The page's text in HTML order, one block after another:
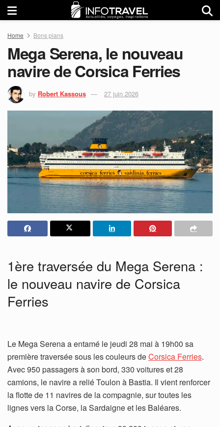
Home Bons plans
Mega Serena, le nouveau
navire de Corsica Ferries
by Robert Kassous 27 juin 2026
1ère traversée du Mega Serena :
le nouveau navire de Corsica
Ferries
Le Mega Serena a entamé le jeudi 28 mai à 19h00 sa
première traversée sous les couleurs deCorsica Ferries.
Avec 950 passagers à son bord, 330 voitures et 28
camions, le navire a relié Toulon à Bastia. Il vient renforcer
la flotte de 11 navires de la compagnie, sur toutes les
lignes vers la Corse, la Sardaigne et les Baléares.